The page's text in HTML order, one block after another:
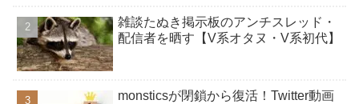
雑談たぬき掲示板のアンチスレッド・
配信者を晒す【V系オタヌ・V系初代】
monsticsが閉鎖から復活！Twitter動画